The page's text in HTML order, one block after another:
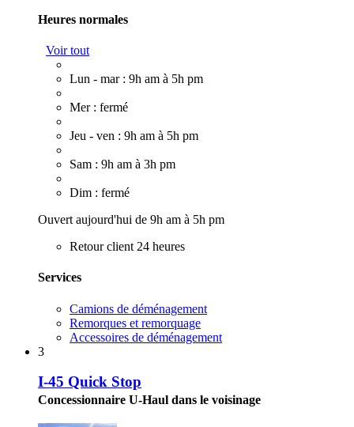
Heures normales
Voir tout
Lun - mar : 9h am à 5h pm
Mer : fermé
Jeu - ven : 9h am à 5h pm
Sam : 9h am à 3h pm
Dim : fermé
Ouvert aujourd'hui de 9h am à 5h pm
Retour client 24 heures
Services
Camions de déménagement
Remorques et remorquage
Accessoires de déménagement
3
I-45 Quick Stop
Concessionnaire U-Haul dans le voisinage